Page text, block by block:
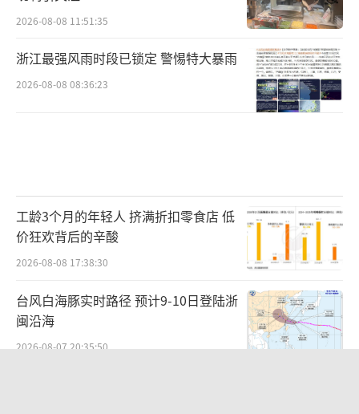
2026-08-08 11:51:35
浙江最强风雨时段已锁定 警惕特大暴雨
2026-08-08 08:36:23
工龄3个月的年轻人 挤满折扣零食店 低
价狂欢背后的辛酸
2026-08-08 17:38:30
台风白海豚实时路径 预计9-10日登陆浙
闽沿海
2026-08-07 20:35:50